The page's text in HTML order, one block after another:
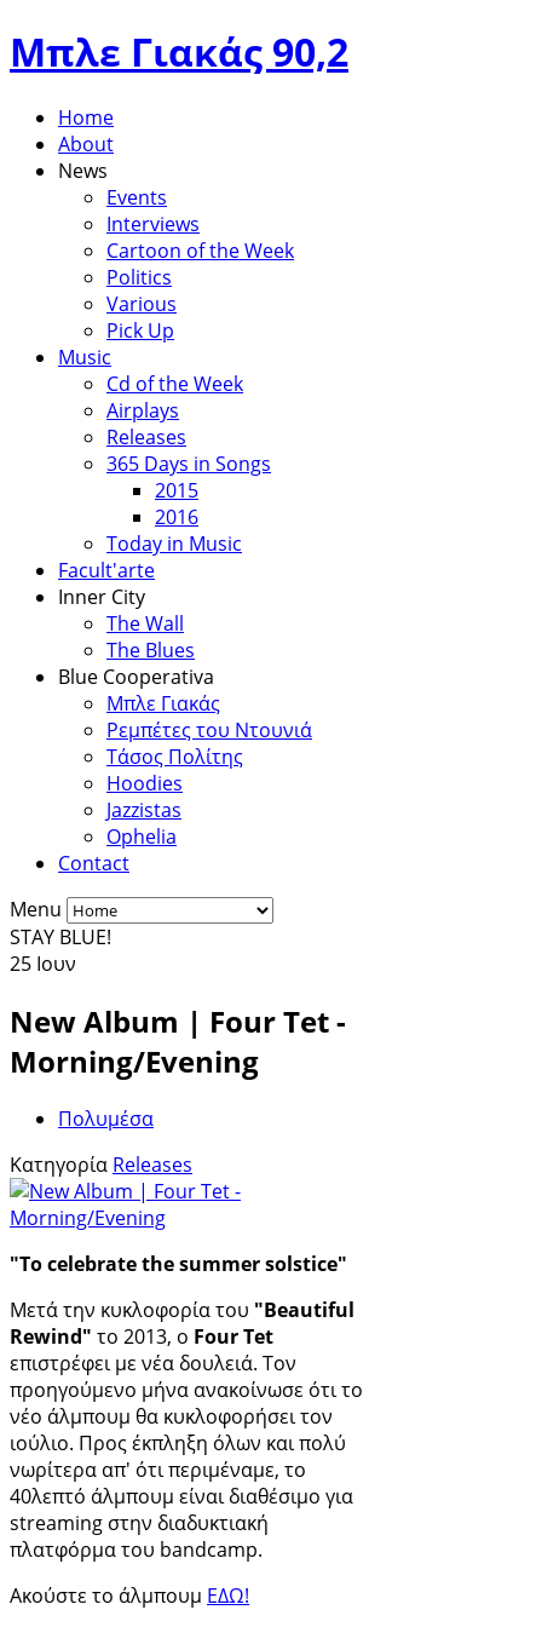
Μπλε Γιακάς 90,2
Home
About
News
Events
Interviews
Cartoon of the Week
Politics
Various
Pick Up
Music
Cd of the Week
Airplays
Releases
365 Days in Songs
2015
2016
Today in Music
Facult'arte
Inner City
The Wall
The Blues
Blue Cooperativa
Μπλε Γιακάς
Ρεμπέτες του Ντουνιά
Τάσος Πολίτης
Hoodies
Jazzistas
Ophelia
Contact
Menu
STAY BLUE!
25 Ιουν
New Album | Four Tet -
Morning/Evening
Πολυμέσα
Κατηγορία Releases
"To celebrate the summer solstice"
Μετά την κυκλοφορία του "Beautiful
Rewind" το 2013, ο Four Tet
επιστρέφει με νέα δουλειά. Τον
προηγούμενο μήνα ανακοίνωσε ότι το
νέο άλμπουμ θα κυκλοφορήσει τον
ιούλιο. Προς έκπληξη όλων και πολύ
νωρίτερα απ' ότι περιμέναμε, το
40λεπτό άλμπουμ είναι διαθέσιμο για
streaming στην διαδυκτιακή
πλατφόρμα του bandcamp.
Ακούστε το άλμπουμ ΕΔΩ!